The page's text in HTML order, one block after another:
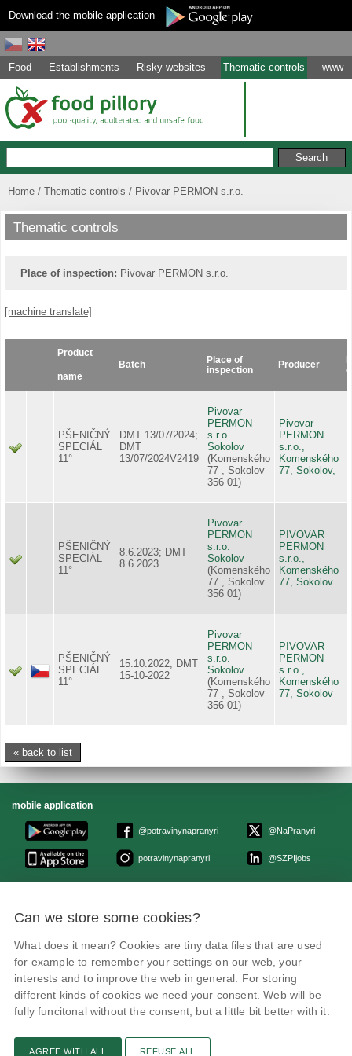
Download the mobile application
Food Establishments Risky websites Thematic controls www
Home Thematic controls Pivovar PERMON s.r.o.
Thematic controls
Place of inspection: Pivovar PERMON s.r.o.
[machine translate]
Product
name
Batch
Place of
inspection
Producer
PŠENIČNÝ
SPECIÁL
11°
DMT 13/07/2024;
DMT
13/07/2024V2419
Pivovar
PERMON
s.r.o.
Sokolov
(Komenského
77 , Sokolov
356 01)
Pivovar
PERMON
s.r.o.,
Komenského
77, Sokolov,
PŠENIČNÝ
SPECIÁL
11°
8.6.2023; DMT
8.6.2023
Pivovar
PERMON
s.r.o.
Sokolov
(Komenského
77 , Sokolov
356 01)
PIVOVAR
PERMON
s.r.o.,
Komenského
77, Sokolov
PŠENIČNÝ
SPECIÁL
11°
15.10.2022; DMT
15-10-2022
Pivovar
PERMON
s.r.o.
Sokolov
(Komenského
77 , Sokolov
356 01)
PIVOVAR
PERMON
s.r.o.,
Komenského
77, Sokolov
« back to list
mobile application
@potravinynapranyri
potravinynapranyri
@NaPranyri
@SZPIjobs
Květná 15, 603 00 Brno,epodatelna
szpi.gov.cz
IČO: 75014149, DIČ: CZ75014149
Privacy Policy
Cookies settings
Can we store some cookies?
What does it mean? Cookies are tiny data files that are used
for example to remember your settings on our web, your
interests and to improve the web in general. For storing
different kinds of cookies we need your consent. Web will be
fully funcitonal without the consent, but a little bit better with it.
AGREE WITH ALL REFUSE ALL